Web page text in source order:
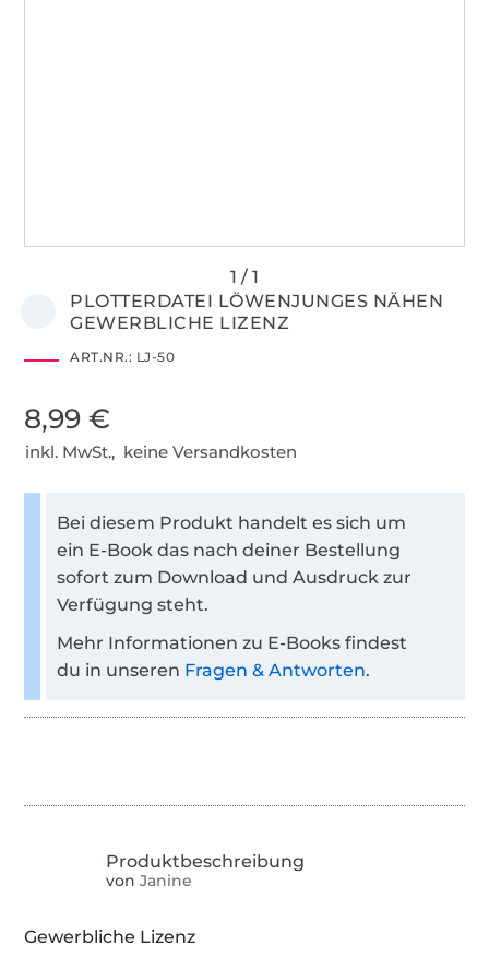
PLOTTERDATEI LÖWENJUNGES NÄHEN
GEWERBLICHE LIZENZ
ART.NR.: LJ-50
8,99 €
inkl. MwSt., keine Versandkosten
Bei diesem Produkt handelt es sich um
ein E-Book das nach deiner Bestellung
sofort zum Download und Ausdruck zur
Verfügung steht.
Mehr Informationen zu E-Books findest
du in unseren Fragen & Antworten.
von Janine
Gewerbliche Lizenz